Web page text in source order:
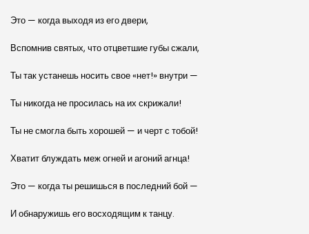
Это — когда выходя из его двери,
Вспомнив святых, что отцветшие губы сжали,
Ты так устанешь носить свое «нет!» внутри —
Ты никогда не просилась на их скрижали!
Ты не смогла быть хорошей — и черт с тобой!
Хватит блуждать меж огней и агоний агнца!
Это — когда ты решишься в последний бой —
И обнаружишь его восходящим к танцу.